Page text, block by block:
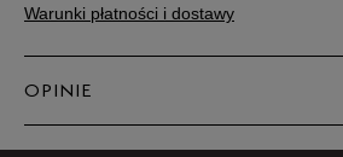
Warunki płatności i dostawy
OPINIE